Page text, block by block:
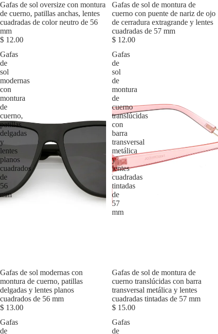
Agotado
Gafas de sol oversize con montura
de cuerno, patillas anchas, lentes
cuadradas de color neutro de 56
mm
$ 12.00
Gafas de sol de montura de
cuerno con puente de nariz de ojo
de cerradura extragrande y lentes
cuadradas de 57 mm
$ 12.00
Gafas
de
sol
modernas
con
montura
de
cuerno,
patillas
delgadas
y
lentes
planos
cuadrados
de
56
mm
Agotado
Gafas de sol modernas con
montura de cuerno, patillas
delgadas y lentes planos
cuadrados de 56 mm
$ 13.00
Gafas
de
sol
de
montura
de
cuerno
translúcidas
con
barra
transversal
metálica
y
lentes
cuadradas
tintadas
de
57
mm
Agotado
Gafas de sol de montura de
cuerno translúcidas con barra
transversal metálica y lentes
cuadradas tintadas de 57 mm
$ 15.00
Gafas
de
Gafas
de